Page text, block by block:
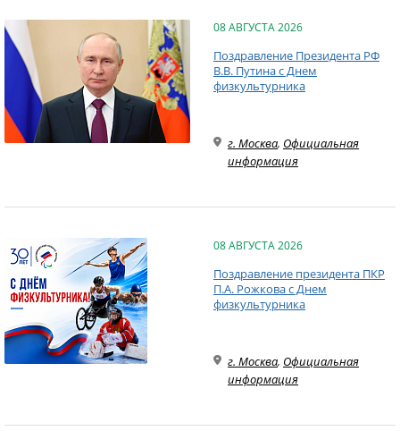
08 АВГУСТА 2026
Поздравление Президента РФ
В.В. Путина с Днем
физкультурника
г. Москва, Официальная
информация
08 АВГУСТА 2026
Поздравление президента ПКР
П.А. Рожкова с Днем
физкультурника
г. Москва, Официальная
информация